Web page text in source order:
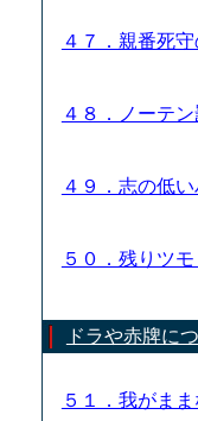
４７．親番死
４８．ノーテ
４９．志の低
５０．残りツ
ドラや赤牌に
５１．我がま